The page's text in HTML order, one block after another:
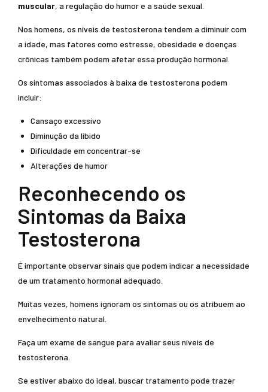
muscular, a regulação do humor e a saúde sexual.
Nos homens, os níveis de testosterona tendem a diminuir com
a idade, mas fatores como estresse, obesidade e doenças
crônicas também podem afetar essa produção hormonal.
Os sintomas associados à baixa de testosterona podem
incluir:
Cansaço excessivo
Diminução da libido
Dificuldade em concentrar-se
Alterações de humor
Reconhecendo os
Sintomas da Baixa
Testosterona
É importante observar sinais que podem indicar a necessidade
de um tratamento hormonal adequado.
Muitas vezes, homens ignoram os sintomas ou os atribuem ao
envelhecimento natural.
Faça um exame de sangue para avaliar seus níveis de
testosterona.
Se estiver abaixo do ideal, buscar tratamento pode trazer